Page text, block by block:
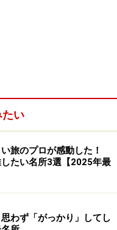
たい
旅のプロが感動した！
たい名所3選【2025年最
わず「がっかり」してし